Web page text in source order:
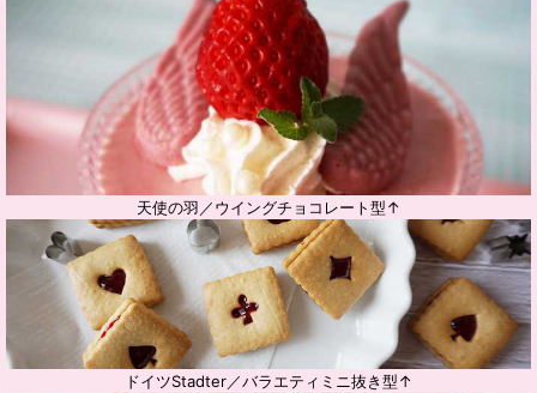
天使の羽／ウイングチョコレート型↑
ドイツStadter／バラエティミニ抜き型↑